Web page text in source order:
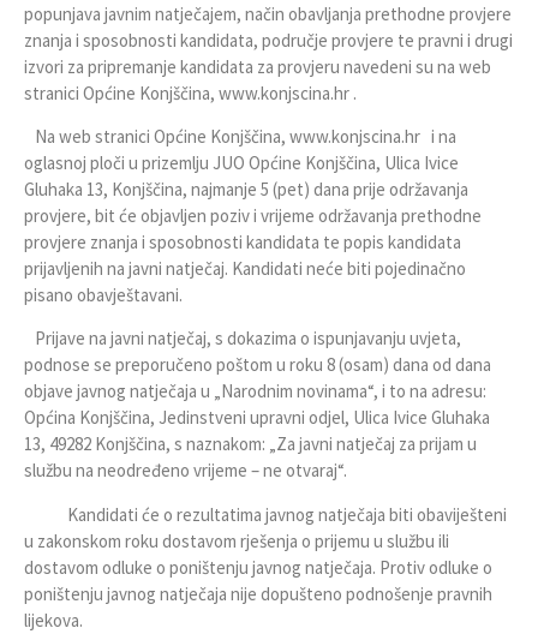
popunjava javnim natječajem, način obavljanja prethodne provjere
znanja i sposobnosti kandidata, područje provjere te pravni i drugi
izvori za pripremanje kandidata za provjeru navedeni su na web
stranici Općine Konjščina, www.konjscina.hr .
Na web stranici Općine Konjščina, www.konjscina.hr i na
oglasnoj ploči u prizemlju JUO Općine Konjščina, Ulica Ivice
Gluhaka 13, Konjščina, najmanje 5 (pet) dana prije održavanja
provjere, bit će objavljen poziv i vrijeme održavanja prethodne
provjere znanja i sposobnosti kandidata te popis kandidata
prijavljenih na javni natječaj. Kandidati neće biti pojedinačno
pisano obavještavani.
Prijave na javni natječaj, s dokazima o ispunjavanju uvjeta,
podnose se preporučeno poštom u roku 8 (osam) dana od dana
objave javnog natječaja u „Narodnim novinama“, i to na adresu:
Općina Konjščina, Jedinstveni upravni odjel, Ulica Ivice Gluhaka
13, 49282 Konjščina, s naznakom: „Za javni natječaj za prijam u
službu na neodređeno vrijeme – ne otvaraj“.
Kandidati će o rezultatima javnog natječaja biti obaviješteni
u zakonskom roku dostavom rješenja o prijemu u službu ili
dostavom odluke o poništenju javnog natječaja. Protiv odluke o
poništenju javnog natječaja nije dopušteno podnošenje pravnih
lijekova.